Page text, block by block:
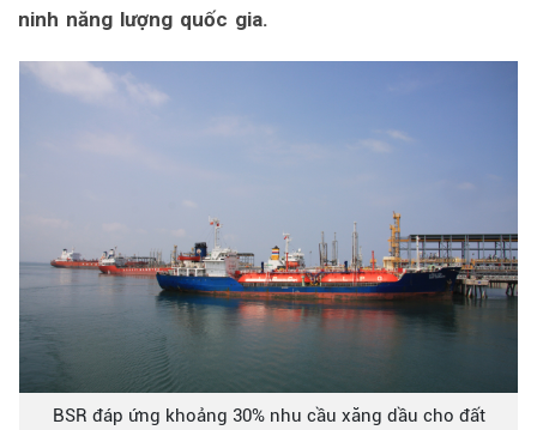
ninh năng lượng quốc gia.
BSR đáp ứng khoảng 30% nhu cầu xăng dầu cho đất